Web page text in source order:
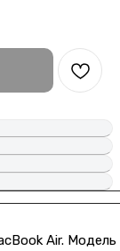
Air. Модель